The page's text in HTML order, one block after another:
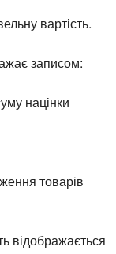
вартість.
записом:
націнки
товарів
відображається